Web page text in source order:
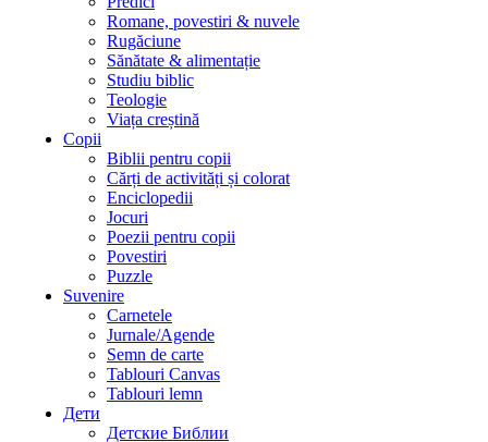
Romane, povestiri & nuvele
Rugăciune
Sănătate & alimentație
Studiu biblic
Teologie
Viața creștină
Copii
Biblii pentru copii
Cărți de activități și colorat
Enciclopedii
Jocuri
Poezii pentru copii
Povestiri
Puzzle
Suvenire
Carnetele
Jurnale/Agende
Semn de carte
Tablouri Canvas
Tablouri lemn
Дети
Детские Библии